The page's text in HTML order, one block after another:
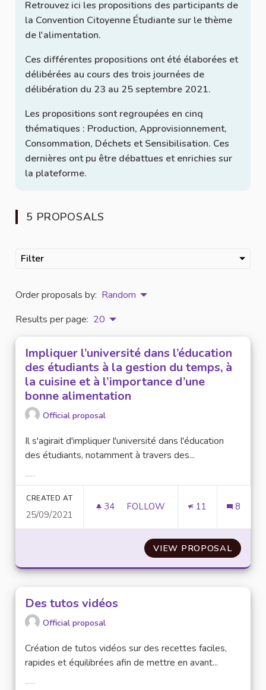
Retrouvez ici les propositions des participants de
la Convention Citoyenne Étudiante sur le thème
de l'alimentation.
Ces différentes propositions ont été élaborées et
délibérées au cours des trois journées de
délibération du 23 au 25 septembre 2021.
Les propositions sont regroupées en cinq
thématiques : Production, Approvisionnement,
Consommation, Déchets et Sensibilisation. Ces
dernières ont pu être débattues et enrichies sur
la plateforme.
5 PROPOSALS
Filter
Order proposals by: Random
Results per page: 20
Impliquer l’université dans l’éducation
des étudiants à la gestion du temps, à
la cuisine et à l’importance d’une
bonne alimentation
Official proposal
Il s'agirait d'impliquer l'université dans l'éducation
des étudiants, notamment à travers des...
CREATED AT
25/09/2021
34 34 FOLLOWERS
FOLLOW 11 8
VIEW PROPOSAL
Des tutos vidéos
Official proposal
Création de tutos vidéos sur des recettes faciles,
rapides et équilibrées afin de mettre en avant...